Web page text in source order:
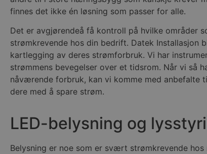
finnes det ikke én løsning som passer for alle.
Det er avgjørendeå få kontroll på hvilke områder
strømkrevende hos din bedrift. Datek Installasjon
kartlegging av deres strømforbruk. Vi har
strømmens bevegelser over et tidsrom. Når vi så
nåværende forbruk, kan vi komme med anbefalte
dere med å spare strøm.
LED-belysning og
Belysning er noe som er svært strømkrevende hos